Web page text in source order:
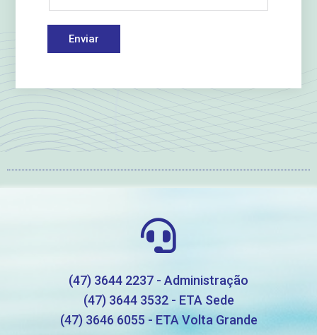
Enviar
(47) 3644 2237 - Administração
(47) 3644 3532 - ETA Sede
(47) 3646 6055 - ETA Volta Grande